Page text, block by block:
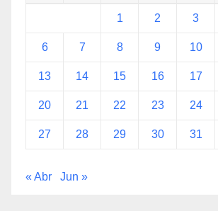
1 2 3
6 7 8 9 10
13 14 15 16 17
20 21 22 23 24
27 28 29 30 31
« Abr Jun »